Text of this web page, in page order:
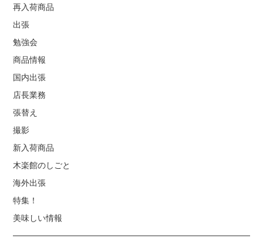
再入荷商品
出張
勉強会
商品情報
国内出張
店長業務
張替え
撮影
新入荷商品
木楽館のしごと
海外出張
特集！
美味しい情報